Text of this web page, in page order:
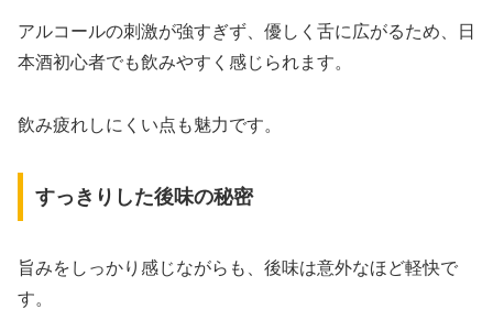
アルコールの刺激が強すぎず、優しく舌に広がるため、日
本酒初心者でも飲みやすく感じられます。
飲み疲れしにくい点も魅力です。
すっきりした後味の秘密
旨みをしっかり感じながらも、後味は意外なほど軽快で
す。